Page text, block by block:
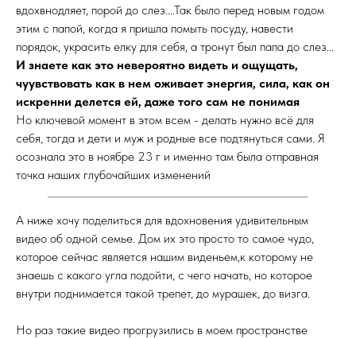
вдохвнодляет, порой до слез....Так было перед новым годом
этим с папой, когда я пришла помыть посуду, навести
порядок, украсить елку для себя, а тронут был папа до слез...
И знаете как это невероятно видеть и ощущать,
чуувствовать как в нем оживает энергия, сила, как он
искренни делется ей, даже того сам не понимая
Но ключевой момент в этом всем - делать нужно всё для
себя, тогда и дети и муж и родные все подтянуться сами. Я
осознала это в ноябре 23 г и именно там была отправная
точка наших глубочайших изменений
А ниже хочу поделиться для вдохновения удивительным
видео об одной семье. Дом их это просто то самое чудо,
которое сейчас является нашим виденьем,к которому не
знаешь с какого угла подойти, с чего начать, но которое
внутри поднимается такой трепет, до мурашек, до визга.
Но раз такие видео прогрузились в моем пространстве